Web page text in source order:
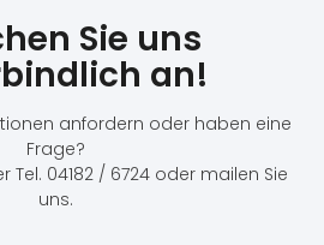
Sie uns
an!
anfordern oder haben eine
Frage?
Tel. 04182 / 6724 oder mailen Sie
uns.